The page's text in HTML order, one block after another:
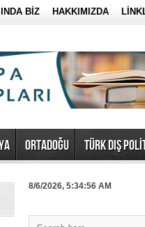
BİZ HAKKIMIZDA
ORTADOĞU TÜRK DIŞ
8/6/2026, 5:34:56 AM